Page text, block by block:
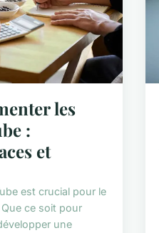
les
:
et
est crucial pour le
ce soit pour
une